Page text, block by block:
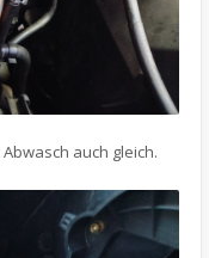
auch gleich.